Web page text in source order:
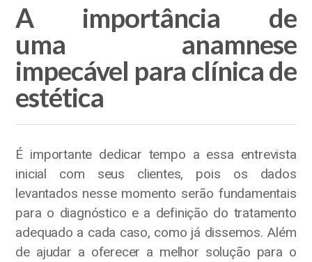
A importância de
uma anamnese
impecável para clínica de
estética
É importante dedicar tempo a essa entrevista
inicial com seus clientes, pois os dados
levantados nesse momento serão fundamentais
para o diagnóstico e a definição do tratamento
adequado a cada caso, como já dissemos. Além
de ajudar a oferecer a melhor solução para o